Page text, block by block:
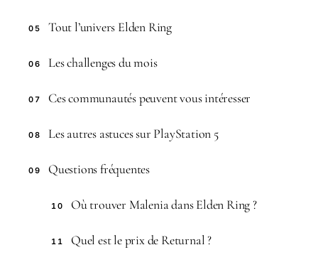
05 Tout l’univers Elden Ring
06 Les challenges du mois
07 Ces communautés peuvent vous intéresser
08 Les autres astuces sur PlayStation 5
09 Questions fréquentes
10 Où trouver Malenia dans Elden Ring ?
11 Quel est le prix de Returnal ?